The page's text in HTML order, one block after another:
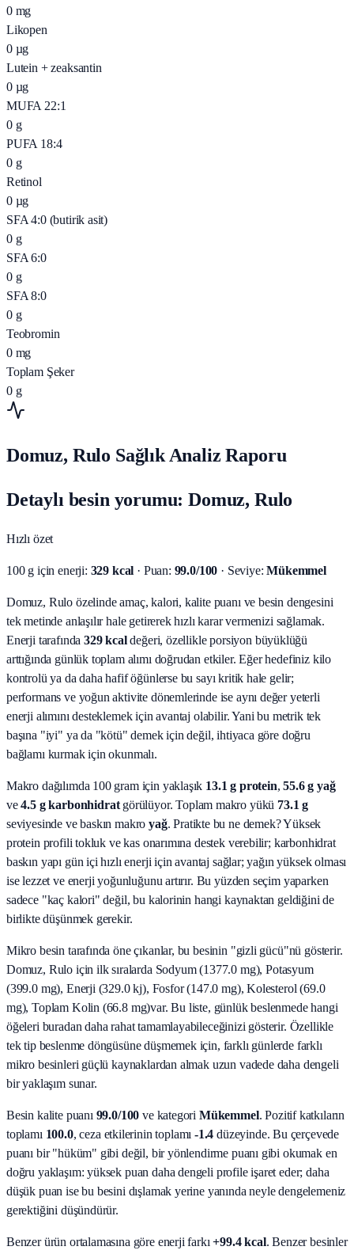
0 mg
Likopen
0 µg
Lutein + zeaksantin
0 µg
MUFA 22:1
0 g
PUFA 18:4
0 g
Retinol
0 µg
SFA 4:0 (butirik asit)
0 g
SFA 6:0
0 g
SFA 8:0
0 g
Teobromin
0 mg
Toplam Şeker
0 g
Domuz, Rulo Sağlık Analiz Raporu
Detaylı besin yorumu: Domuz, Rulo
Hızlı özet
100 g için enerji: 329 kcal · Puan: 99.0/100 · Seviye: Mükemmel
Domuz, Rulo özelinde amaç, kalori, kalite puanı ve besin dengesini
tek metinde anlaşılır hale getirerek hızlı karar vermenizi sağlamak.
Enerji tarafında329 kcaldeğeri, özellikle porsiyon büyüklüğü
arttığında günlük toplam alımı doğrudan etkiler. Eğer hedefiniz kilo
kontrolü ya da daha hafif öğünlerse bu sayı kritik hale gelir;
performans ve yoğun aktivite dönemlerinde ise aynı değer yeterli
enerji alımını desteklemek için avantaj olabilir. Yani bu metrik tek
başına "iyi" ya da "kötü" demek için değil, ihtiyaca göre doğru
bağlamı kurmak için okunmalı.
Makro dağılımda 100 gram için yaklaşık 13.1 g protein, 55.6g yağ
ve4.5g karbonhidratgörülüyor. Toplam makro yükü 73.1 g
seviyesinde ve baskın makro yağ. Pratikte bu ne demek? Yüksek
protein profili tokluk ve kas onarımına destek verebilir; karbonhidrat
baskın yapı gün içi hızlı enerji için avantaj sağlar; yağın yüksek olması
ise lezzet ve enerji yoğunluğunu artırır. Bu yüzden seçim yaparken
sadece "kaç kalori" değil, bu kalorinin hangi kaynaktan geldiğini de
birlikte düşünmek gerekir.
Mikro besin tarafında öne çıkanlar, bu besinin "gizli gücü"nü gösterir.
Domuz, Rulo için ilk sıralarda Sodyum (1377.0 mg), Potasyum
(399.0 mg), Enerji (329.0 kj), Fosfor (147.0 mg), Kolesterol (69.0
mg), Toplam Kolin (66.8 mg)var. Bu liste, günlük beslenmede hangi
öğeleri buradan daha rahat tamamlayabileceğinizi gösterir. Özellikle
tek tip beslenme döngüsüne düşmemek için, farklı günlerde farklı
mikro besinleri güçlü kaynaklardan almak uzun vadede daha dengeli
bir yaklaşım sunar.
Besin kalite puanı 99.0/100 ve kategori Mükemmel. Pozitif katkıların
toplamı 100.0, ceza etkilerinin toplamı -1.4 düzeyinde. Bu çerçevede
puanı bir "hüküm" gibi değil, bir yönlendirme puanı gibi okumak en
doğru yaklaşım: yüksek puan daha dengeli profile işaret eder; daha
düşük puan ise bu besini dışlamak yerine yanında neyle dengelemeniz
gerektiğini düşündürür.
Benzer ürün ortalamasına göre enerji farkı +99.4 kcal. Benzer besinler